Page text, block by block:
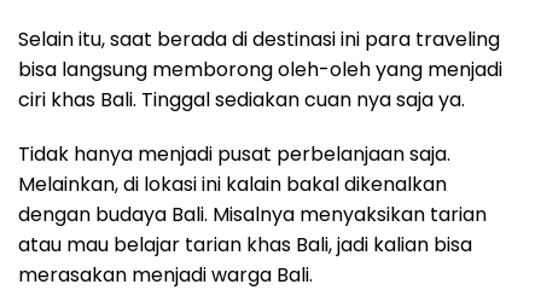
Selain itu, saat berada di destinasi ini para traveling
bisa langsung memborong oleh-oleh yang menjadi
ciri khas Bali. Tinggal sediakan cuan nya saja ya.
Tidak hanya menjadi pusat perbelanjaan saja.
Melainkan, di lokasi ini kalain bakal dikenalkan
dengan budaya Bali. Misalnya menyaksikan tarian
atau mau belajar tarian khas Bali, jadi kalian bisa
merasakan menjadi warga Bali.